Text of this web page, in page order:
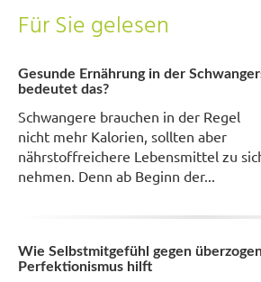
Für Sie gelesen
Gesunde Ernährung in der
bedeutet das?
Schwangere brauchen in der Regel
nicht mehr Kalorien, sollten aber
nährstoffreichere Lebensmittel zu
nehmen. Denn ab Beginn der...
Wie Selbstmitgefühl gegen
Perfektionismus hilft